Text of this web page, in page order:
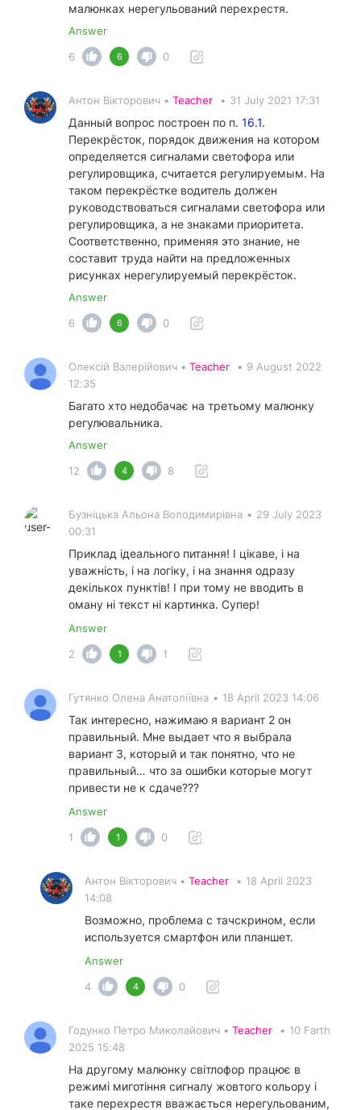
малюнках нерегульований перехрестя.
Answer
6
6 0
Антон Вікторович • Teacher • 31 July 2021 17:31
Данный вопрос построен по п. 16.1.
Перекрёсток, порядок движения на котором
определяется сигналами светофора или
регулировщика, считается регулируемым. На
таком перекрёстке водитель должен
руководствоваться сигналами светофора или
регулировщика, а не знаками приоритета.
Соответственно, применяя это знание, не
составит труда найти на предложенных
рисунках нерегулируемый перекрёсток.
Answer
6
6 0
Олексій Валерійович • Teacher • 9 August 2022
12:35
Багато хто недобачає на третьому малюнку
регулювальника.
Answer
12
4 8
Бузніцька Альона Володимирівна • 29 July 2023
00:31
Приклад ідеального питання! І цікаве, і на
уважність, і на логіку, і на знання одразу
декількох пунктів! І при тому не вводить в
оману ні текст ні картинка. Супер!
Answer
2
1 1
Гутянко Олена Анатоліївна • 18 April 2023 14:06
Так интересно, нажимаю я вариант 2 он
правильный. Мне выдает что я выбрала
вариант 3, который и так понятно, что не
правильный… что за ошибки которые могут
привести не к сдаче???
Answer
1
1 0
Антон Вікторович • Teacher • 18 April 2023
14:08
Возможно, проблема с тачскрином, если
используется смартфон или планшет.
Answer
4
4 0
Годунко Петро Миколайович • Teacher • 10 Farth
2025 15:48
На другому малюнку світлофор працює в
режимі миготіння сигналу жовтого кольору і
таке перехрестя вважається нерегульованим,